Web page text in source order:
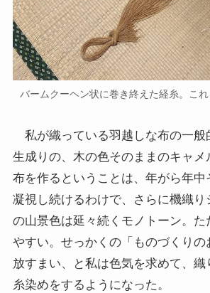
バームクーヘン状に巻き終えた経糸。こ
私が織っている羽越しな布の一般
生成りの、木の色そのままのキャメ
布を作るということは、年がら年中
凝視し続けるわけで、さらに機織
の山景色は延々続くモノトーン。た
やすい。せっかくの「ものづくり
放すまい、と私は色気を求めて、織
糸染めをするようになった。